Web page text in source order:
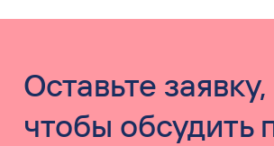
Оставьте заявку,
чтобы обсудить